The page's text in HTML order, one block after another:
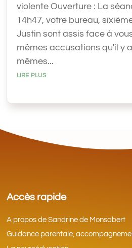
violente Ouverture : La
14h47, votre bureau,
Justin sont assis face à
mêmes accusations qu'il y
mêmes...
lire plus
Accès rapide
A propos de Sandrine de Monsabert
Guidance parentale,